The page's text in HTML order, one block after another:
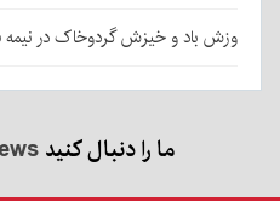
وزش باد و خیزش گردوخاک در
ما را دنبال کنید